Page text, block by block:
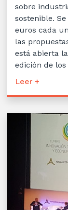
sobre
sostenible.
euros cada
las
está abierta
edición de
Leer +